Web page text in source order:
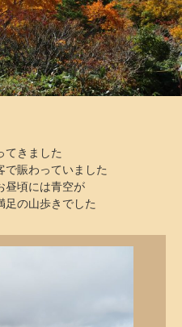
てきました
で賑わっていました
昼頃には青空が
足の山歩きでした